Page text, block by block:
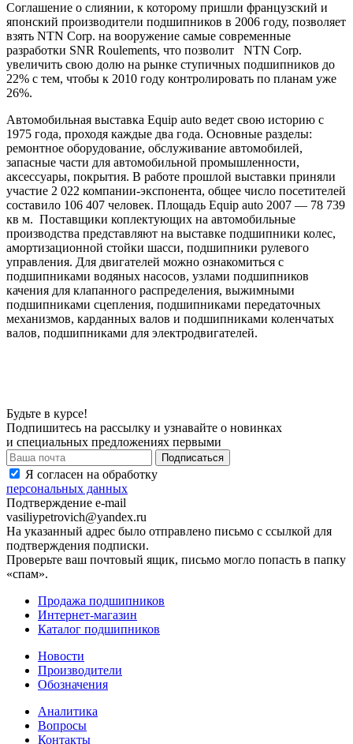
Соглашение о слиянии, к которому пришли французский и
японский производители подшипников в 2006 году, позволяет
взять NTN Corp. на вооружение самые современные
разработки SNR Roulements, что позволит
NTN Corp.
увеличить свою долю на рынке ступичных подшипников до
22% с тем, чтобы к 2010 году контролировать по планам уже
26%.
Автомобильная выставка Equip auto ведет свою историю с
1975 года, проходя каждые два года. Основные разделы:
ремонтное оборудование, обслуживание автомобилей,
запасные части для автомобильной промышленности,
аксессуары, покрытия. В работе прошлой выставки приняли
участие 2 022 компании-экспонента, общее число посетителей
составило 106 407 человек. Площадь Equip auto 2007 — 78 739
кв м. Поставщики коплектующих на автомобильные
производства представляют на выставке подшипники колес,
амортизационной стойки шасси, подшипники рулевого
управления. Для двигателей можно ознакомиться с
подшипниками водяных насосов, узлами подшипников
качения для клапанного распределения, выжимными
подшипниками сцепления, подшипниками передаточных
механизмов, карданных валов и подшипниками коленчатых
валов, подшипниками для электродвигателей.
Будьте в курсе!
Подпишитесь на рассылку и узнавайте о новинках
и специальных предложениях первыми
Я согласен на обработку
персональных данных
Подтверждение e-mail
vasiliypetrovich@yandex.ru
На указанный адрес было отправлено письмо с ссылкой для
подтверждения подписки.
Проверьте ваш почтовый ящик, письмо могло попасть в папку
«спам».
Продажа подшипников
Интернет-магазин
Каталог подшипников
Новости
Производители
Обозначения
Аналитика
Вопросы
Контакты